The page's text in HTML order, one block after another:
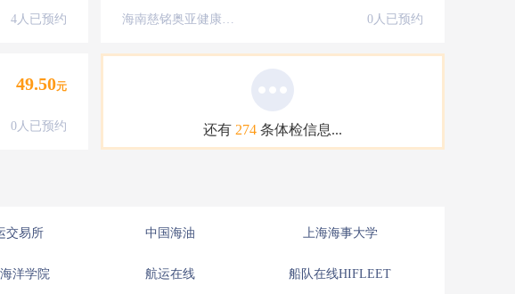
4人已预约 海南慈铭奥亚健康体检中心 0人已预约
49.50元
0人已预约 还有 274 条体检信息...
交易所 中国海油 上海海事大学
洋学院 航运在线 船队在线HIFLEET